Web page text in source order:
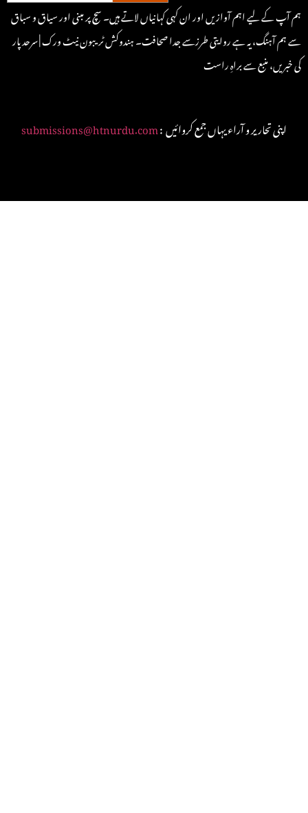
ہم آپ کے لیے اہم آوازیں اور ان کہی کہانیاں لاتے ہیں۔ سچ پر مبنی اور سیاق و سباق
سے ہم آہنگ، یہ ہے روایتی طرزسے جدا صحافت۔ ہندوکش ٹریبون نیٹ ورک | سرحد پار
کی خبریں، منبع سے براہِ راست
submissions@htnurdu.com : اپنی تحاریر و آراء یہاں جمع کروائیں